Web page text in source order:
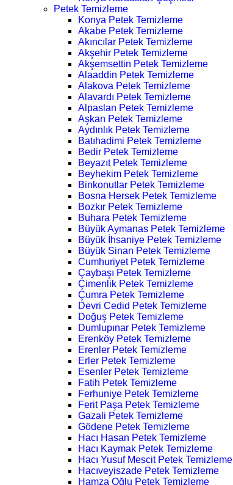
Petek Temizleme
Konya Petek Temizleme
Akabe Petek Temizleme
Akıncılar Petek Temizleme
Akşehir Petek Temizleme
Akşemsettin Petek Temizleme
Alaaddin Petek Temizleme
Alakova Petek Temizleme
Alavardı Petek Temizleme
Alpaslan Petek Temizleme
Aşkan Petek Temizleme
Aydınlık Petek Temizleme
Batıhadimi Petek Temizleme
Bedir Petek Temizleme
Beyazıt Petek Temizleme
Beyhekim Petek Temizleme
Binkonutlar Petek Temizleme
Bosna Hersek Petek Temizleme
Bozkır Petek Temizleme
Buhara Petek Temizleme
Büyük Aymanas Petek Temizleme
Büyük İhsaniye Petek Temizleme
Büyük Sinan Petek Temizleme
Cumhuriyet Petek Temizleme
Çaybaşı Petek Temizleme
Çimenlik Petek Temizleme
Çumra Petek Temizleme
Devri Cedid Petek Temizleme
Doğuş Petek Temizleme
Dumlupınar Petek Temizleme
Erenköy Petek Temizleme
Erenler Petek Temizleme
Erler Petek Temizleme
Esenler Petek Temizleme
Fatih Petek Temizleme
Ferhuniye Petek Temizleme
Ferit Paşa Petek Temizleme
Gazali Petek Temizleme
Gödene Petek Temizleme
Hacı Hasan Petek Temizleme
Hacı Kaymak Petek Temizleme
Hacı Yusuf Mescit Petek Temizleme
Hacıveyiszade Petek Temizleme
Hamza Oğlu Petek Temizleme